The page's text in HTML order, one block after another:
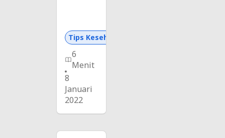
Tips Kesehatan dan Asuransi
6
Menit
8
Januari
2022